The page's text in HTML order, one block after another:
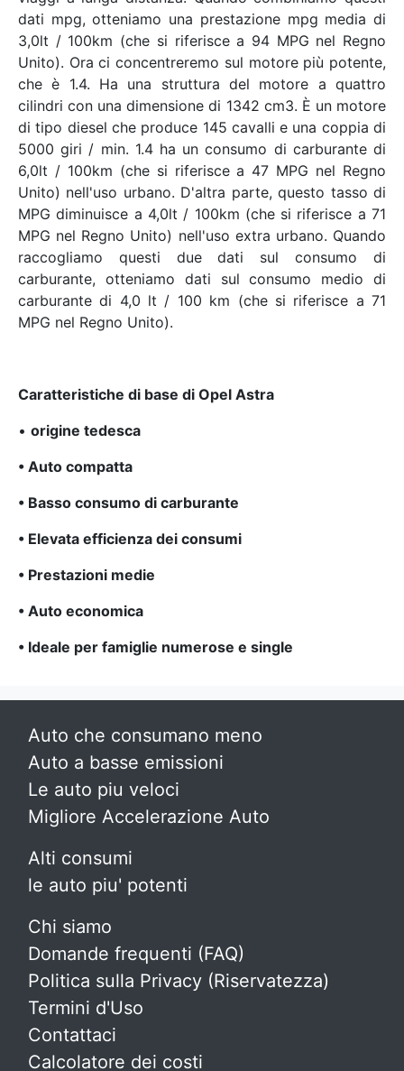
dati mpg, otteniamo una prestazione mpg media di
3,0lt / 100km (che si riferisce a 94 MPG nel Regno
Unito). Ora ci concentreremo sul motore più potente,
che è 1.4. Ha una struttura del motore a quattro
cilindri con una dimensione di 1342 cm3. È un motore
di tipo diesel che produce 145 cavalli e una coppia di
5000 giri / min. 1.4 ha un consumo di carburante di
6,0lt / 100km (che si riferisce a 47 MPG nel Regno
Unito) nell'uso urbano. D'altra parte, questo tasso di
MPG diminuisce a 4,0lt / 100km (che si riferisce a 71
MPG nel Regno Unito) nell'uso extra urbano. Quando
raccogliamo questi due dati sul consumo di
carburante, otteniamo dati sul consumo medio di
carburante di 4,0 lt / 100 km (che si riferisce a 71
MPG nel Regno Unito).
Caratteristiche di base di Opel Astra
• origine tedesca
• Auto compatta
• Basso consumo di carburante
• Elevata efficienza dei consumi
• Prestazioni medie
• Auto economica
• Ideale per famiglie numerose e single
Auto che consumano meno
Auto a basse emissioni
Le auto piu veloci
Migliore Accelerazione Auto
Alti consumi
le auto piu' potenti
Chi siamo
Domande frequenti (FAQ)
Politica sulla Privacy (Riservatezza)
Termini d'Uso
Contattaci
Calcolatore dei costi